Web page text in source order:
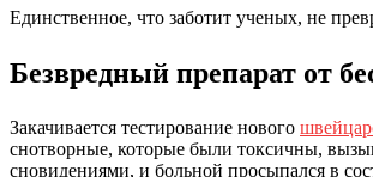
Единственное, что заботит ученых, не
Безвредный препарат от
Закачивается тестирование нового
снотворные, которые были токсичны,
сновидениями, и больной просыпался в